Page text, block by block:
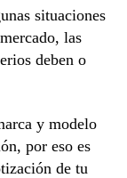
situaciones
las
deben o
y modelo
por eso es
de tu